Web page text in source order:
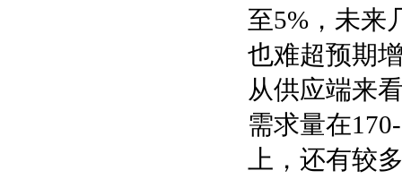
至5%，未来
也难超预期
从供应端来
需求量在
上，还有较